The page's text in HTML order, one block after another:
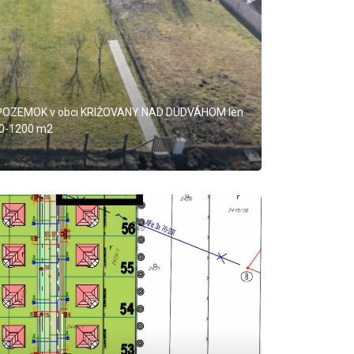
v obci KRIŽOVANY NAD DUDVÁHOM len
1200 m2